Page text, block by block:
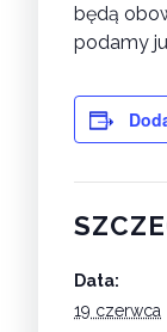
będą
podamy
Data:
19 czerwca